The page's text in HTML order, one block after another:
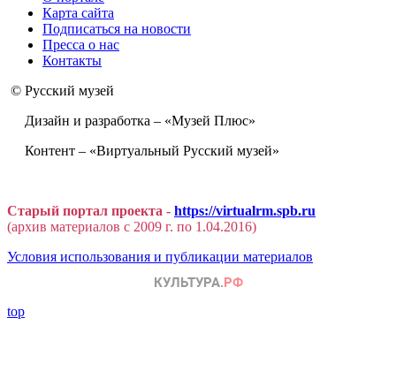
Карта сайта
Подписаться на новости
Пресса о нас
Контакты
© Русский музей
Дизайн и разработка – «Музей Плюс»
Контент – «Виртуальный Русский музей»
Старый портал проекта - https://virtualrm.spb.ru
(архив материалов с 2009 г. по 1.04.2016)
Условия использования и публикации материалов
top